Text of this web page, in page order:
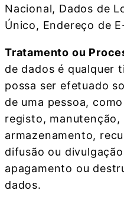
Nacional, Dados de
Único, Endereço de
Tratamento ou
de dados é qualquer
possa ser efetuado
de uma pessoa,
registo, manutenção,
armazenamento,
difusão ou
apagamento ou
dados.